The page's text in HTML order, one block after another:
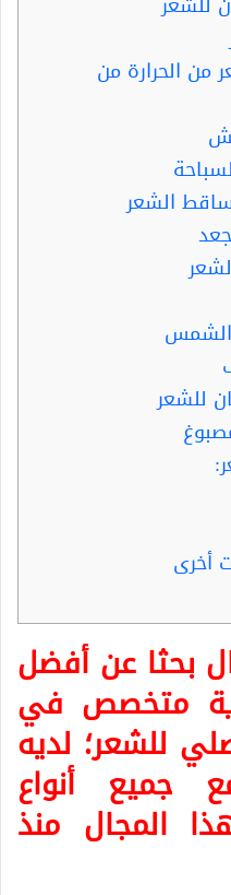
من الحرارة من
الشعر
للشعر
أخرى
بحثا عن أفضل
متخصص في
للشعر؛ لديه
جميع أنواع
المجال منذ